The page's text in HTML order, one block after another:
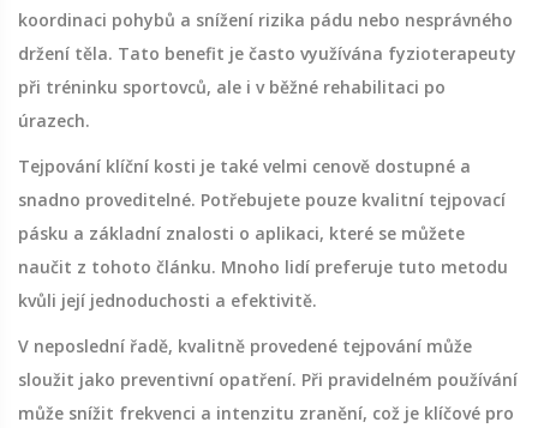
koordinaci pohybů a snížení rizika pádu nebo nesprávného
držení těla. Tato benefit je často využívána fyzioterapeuty
při tréninku sportovců, ale i v běžné rehabilitaci po
úrazech.
Tejpování klíční kosti je také velmi cenově dostupné a
snadno proveditelné. Potřebujete pouze kvalitní tejpovací
pásku a základní znalosti o aplikaci, které se můžete
naučit z tohoto článku. Mnoho lidí preferuje tuto metodu
kvůli její jednoduchosti a efektivitě.
V neposlední řadě, kvalitně provedené tejpování může
sloužit jako preventivní opatření. Při pravidelném používání
může snížit frekvenci a intenzitu zranění, což je klíčové pro